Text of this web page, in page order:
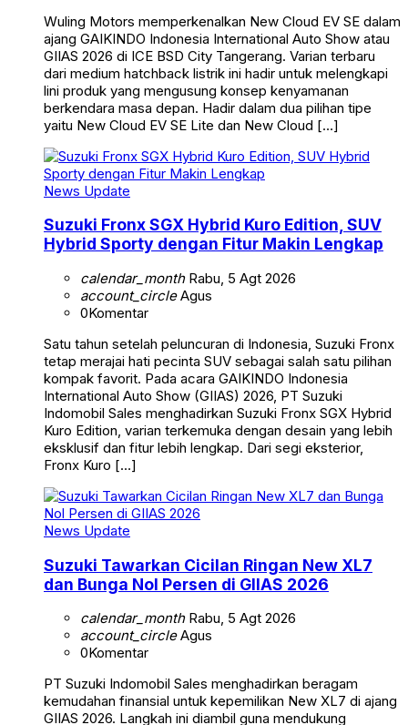
Wuling Motors memperkenalkan New Cloud EV SE dalam
ajang GAIKINDO Indonesia International Auto Show atau
GIIAS 2026 di ICE BSD City Tangerang. Varian terbaru
dari medium hatchback listrik ini hadir untuk melengkapi
lini produk yang mengusung konsep kenyamanan
berkendara masa depan. Hadir dalam dua pilihan tipe
yaitu New Cloud EV SE Lite dan New Cloud […]
News Update
Suzuki Fronx SGX Hybrid Kuro Edition, SUV
Hybrid Sporty dengan Fitur Makin Lengkap
calendar_monthRabu, 5 Agt 2026
account_circleAgus
0Komentar
Satu tahun setelah peluncuran di Indonesia, Suzuki Fronx
tetap merajai hati pecinta SUV sebagai salah satu pilihan
kompak favorit. Pada acara GAIKINDO Indonesia
International Auto Show (GIIAS) 2026, PT Suzuki
Indomobil Sales menghadirkan Suzuki Fronx SGX Hybrid
Kuro Edition, varian terkemuka dengan desain yang lebih
eksklusif dan fitur lebih lengkap. Dari segi eksterior,
Fronx Kuro […]
News Update
Suzuki Tawarkan Cicilan Ringan New XL7
dan Bunga Nol Persen di GIIAS 2026
calendar_monthRabu, 5 Agt 2026
account_circleAgus
0Komentar
PT Suzuki Indomobil Sales menghadirkan beragam
kemudahan finansial untuk kepemilikan New XL7 di ajang
GIIAS 2026. Langkah ini diambil guna mendukung